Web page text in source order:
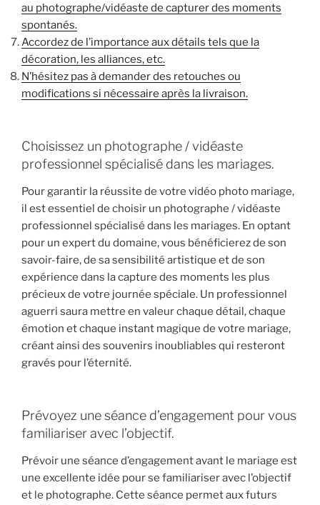
au photographe/vidéaste de capturer des moments
spontanés.
Accordez de l’importance aux détails tels que la
décoration, les alliances, etc.
N’hésitez pas à demander des retouches ou
modifications si nécessaire après la livraison.
Choisissez un photographe / vidéaste
professionnel spécialisé dans les mariages.
Pour garantir la réussite de votre vidéo photo mariage,
il est essentiel de choisir un photographe / vidéaste
professionnel spécialisé dans les mariages. En optant
pour un expert du domaine, vous bénéficierez de son
savoir-faire, de sa sensibilité artistique et de son
expérience dans la capture des moments les plus
précieux de votre journée spéciale. Un professionnel
aguerri saura mettre en valeur chaque détail, chaque
émotion et chaque instant magique de votre mariage,
créant ainsi des souvenirs inoubliables qui resteront
gravés pour l’éternité.
Prévoyez une séance d’engagement pour vous
familiariser avec l’objectif.
Prévoir une séance d’engagement avant le mariage est
une excellente idée pour se familiariser avec l’objectif
et le photographe. Cette séance permet aux futurs